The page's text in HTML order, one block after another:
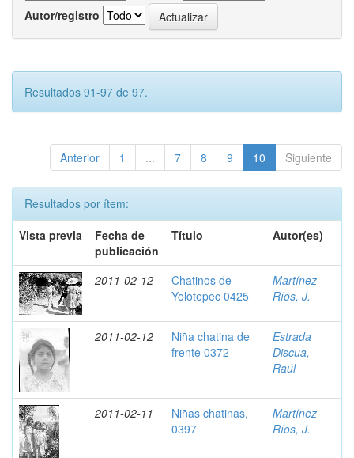
Autor/registro
Resultados 91-97 de 97.
Anterior 1 ... 7 8 9 10 Siguiente
Resultados por ítem:
Vista previa
Fecha de
publicación
Título Autor(es)
2011-02-12
Chatinos de
Yolotepec 0425
Martínez
Ríos, J.
2011-02-12
Niña chatina de
frente 0372
Estrada
Discua,
Raúl
2011-02-11
Niñas chatinas,
0397
Martínez
Ríos, J.